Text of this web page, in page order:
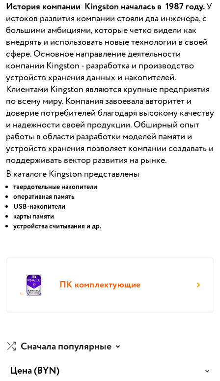
История компании Kingston началась в 1987 году.У
истоков развития компании стояли два инженера, с
большими амбициями, которые четко видели как
внедрять и использовать новые технологии в своей
сфере. Основное направление деятельности
компании Kingston - разработка и производство
устройств хранения данных и накопителей.
Клиентами Kingston являются крупные предприятия
по всему миру. Компания завоевала авторитет и
доверие потребителей благодаря высокому качеству
и надежности своей продукции. Обширный опыт
работы в области разработки моделей памяти и
устройств хранения позволяет компании создавать и
поддерживать вектор развития на рынке.
В каталоге Kingston представлены
твердотельные накопители
оперативная память
USB-накопители
карты памяти
устройства считывания и др.
ПК комплектующие
Сначала популярные
Цена(BYN)